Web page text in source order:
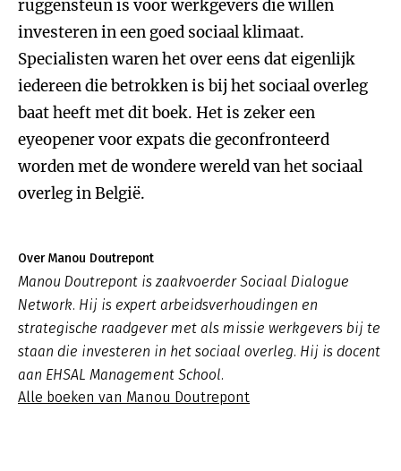
ruggensteun is voor werkgevers die willen
investeren in een goed sociaal klimaat.
Specialisten waren het over eens dat eigenlijk
iedereen die betrokken is bij het sociaal overleg
baat heeft met dit boek. Het is zeker een
eyeopener voor expats die geconfronteerd
worden met de wondere wereld van het sociaal
overleg in België.
Over Manou Doutrepont
Manou Doutrepont is zaakvoerder Sociaal Dialogue
Network. Hij is expert arbeidsverhoudingen en
strategische raadgever met als missie werkgevers bij te
staan die investeren in het sociaal overleg. Hij is docent
aan EHSAL Management School.
Alle boeken van Manou Doutrepont